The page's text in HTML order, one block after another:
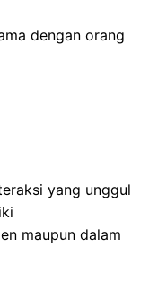
dengan orang
yang unggul
maupun dalam